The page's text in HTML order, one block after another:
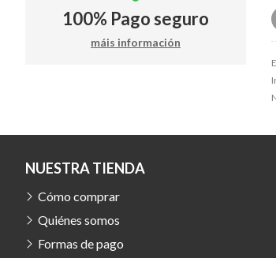
100% Pago seguro
máis información
NUESTRA TIENDA
Cómo comprar
Quiénes somos
Formas de pago